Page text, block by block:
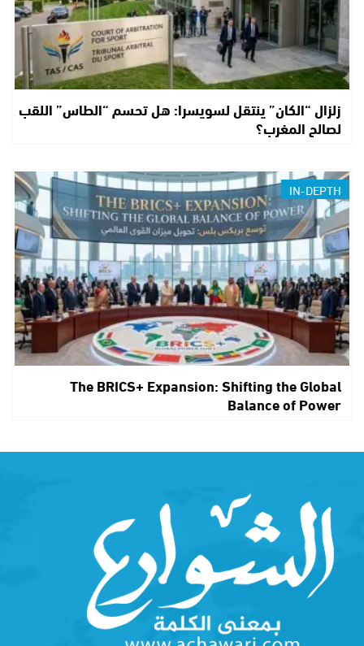
زلزال “الكان” ينتقل لسويسرا: هل تحسم “الطاس” اللقب
لصالح المغرب؟
IN-DEPTH
The BRICS+ Expansion: Shifting the Global
Balance of Power